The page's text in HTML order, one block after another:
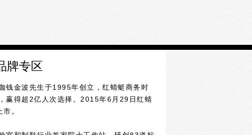
牌专区
金波先生于1995年创立，红蜻蜓商务时
赢得超2亿人次选择。2015年6月29日红蜻
。